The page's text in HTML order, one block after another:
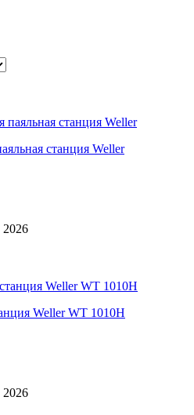
станция Weller
2026
Weller WT 1010H
2026